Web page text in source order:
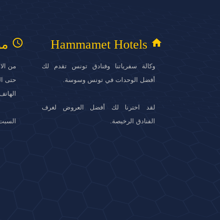
home
وكالة سفرياتنا وفنادق تونس تقدم لك
أفضل الوحدات في تونس وسوسة.
لقد اخترنا لك أفضل العروض لغرف
الفنادق الرخيصة.
access_time
حتى
الهاتف. :